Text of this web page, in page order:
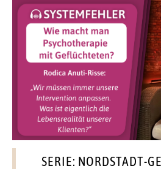
SERIE: NORDSTADT-